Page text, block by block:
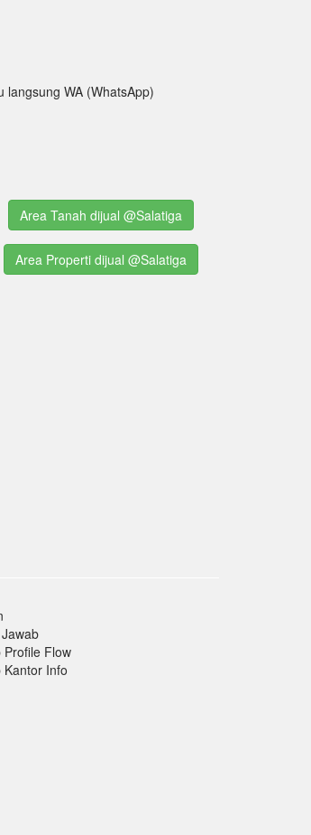
WA (WhatsApp)
Area Tanah dijual @Salatiga
Area Properti dijual @Salatiga
Flow
Info